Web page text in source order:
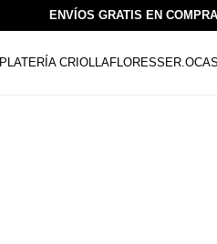
ENVÍOS GRATIS EN
PLATERÍA CRIOLLAFLORESSER.